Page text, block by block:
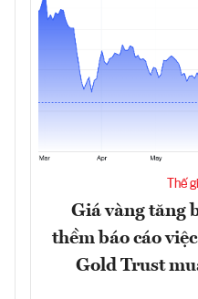
Thế
Giá vàng tăng
thềm báo cáo
Gold Trust